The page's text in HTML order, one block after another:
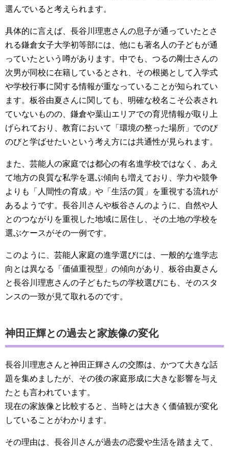
選んでいると考えられます。
具体的に言えば、長谷川理恵さんの息子が通っていたとさ
れる鎌倉女子大学初等部には、他にも著名人の子どもが通
っていたという噂があります。中でも、つるの剛士さんの
次男が同校に在籍しているとされ、その根拠として入学式
や学校行事に関する情報が重なっていることが知られてい
ます。板谷由夏さんに関しても、明確な校名こそ公表され
ていないものの、鎌倉や葉山エリアでの育児情報が取り上
げられており、教育において「環境の整った場所」でのび
のびと学ばせたいという考え方には共通性が見られます。
また、芸能人の家庭では都心の有名進学校ではなく、あえ
て地方の良質な私学を選ぶ傾向も増えており、学力や競争
よりも「人間性の育成」や「生活の質」を重視する流れが
あるようです。長谷川さんや板谷さんのように、自然や人
とのつながりを重視した地域に居住し、その土地の学校を
選ぶケースがその一例です。
このように、芸能人家庭の進学選びには、一般的な進学志
向とは異なる「価値重視型」の傾向があり、板谷由夏さん
と長谷川理恵さんの子どもたちの学校選びにも、そのスタ
ンスの一致が見て取れるのです。
神田正輝との過去と家族像の変化
長谷川理恵さんと神田正輝さんの交際は、かつて大きな話
題を集めましたが、その後の家庭形成に大きな影響を与え
たとも言われています。
現在の家族像と比較すると、当時とは大きく価値観が変化
していることがわかります。
その理由は、長谷川さんが過去の恋愛や生活を踏まえて、